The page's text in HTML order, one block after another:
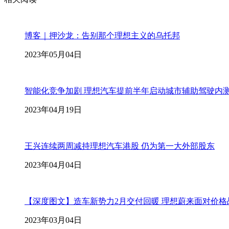
博客｜押沙龙：告别那个理想主义的乌托邦
2023年05月04日
智能化竞争加剧 理想汽车提前半年启动城市辅助驾驶内测
2023年04月19日
王兴连续两周减持理想汽车港股 仍为第一大外部股东
2023年04月04日
【深度图文】造车新势力2月交付回暖 理想蔚来面对价
2023年03月04日